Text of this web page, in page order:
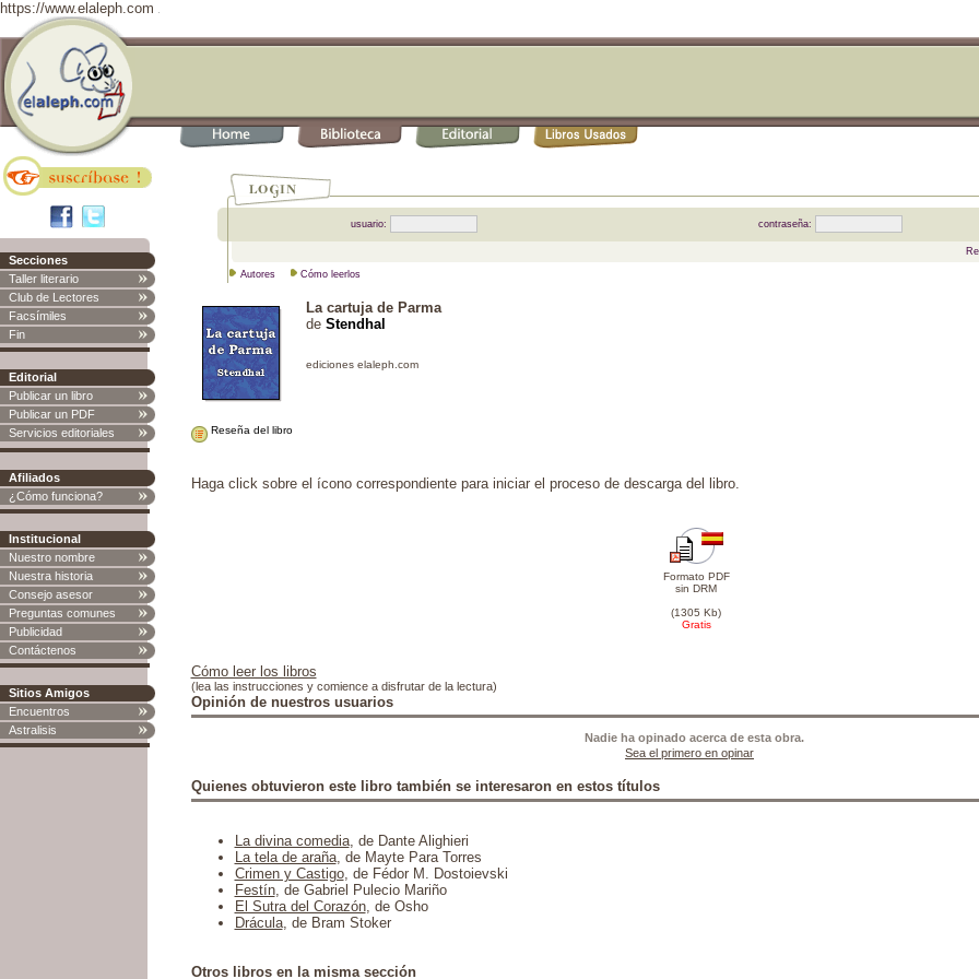
https://www.elaleph.com
Secciones
Taller literario
Club de Lectores
Facsímiles
Fin
Editorial
Publicar un libro
Publicar un PDF
Servicios editoriales
Afiliados
¿Cómo funciona?
Institucional
Nuestro nombre
Nuestra historia
Consejo asesor
Preguntas comunes
Publicidad
Contáctenos
Sitios Amigos
Encuentros
Astralisis
usuario: contraseña:
Autores Cómo leerlos
La cartuja de Parma
de Stendhal
ediciones elaleph.com
Reseña del libro
Haga click sobre el ícono correspondiente para iniciar el proceso de descarga del libro.
Formato PDF
sin DRM
(1305 Kb)
Gratis
Cómo leer los libros
(lea las instrucciones y comience a disfrutar de la lectura)
Opinión de nuestros usuarios
Nadie ha opinado acerca de esta obra.
Sea el primero en opinar
Quienes obtuvieron este libro también se interesaron en estos títulos
La divina comedia, de Dante Alighieri
La tela de araña, de Mayte Para Torres
Crimen y Castigo, de Fédor M. Dostoievski
Festín, de Gabriel Pulecio Mariño
El Sutra del Corazón, de Osho
Drácula, de Bram Stoker
Otros libros en la misma sección